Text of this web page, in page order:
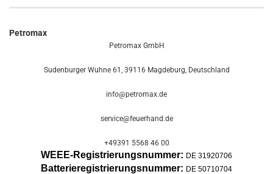
Petromax
Petromax GmbH
Sudenburger Wuhne 61, 39116 Magdeburg, Deutschland
info@petromax.de
service@feuerhand.de
+49391 5568 46 00
WEEE-Registrierungsnummer: DE 31920706
Batterieregistrierungsnummer: DE 50710704